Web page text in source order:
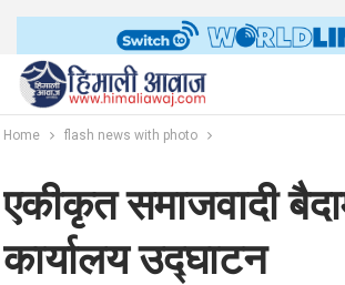
Home flash news with photo
एकीकृत समाजवादी
कार्यालय उद्घाटन